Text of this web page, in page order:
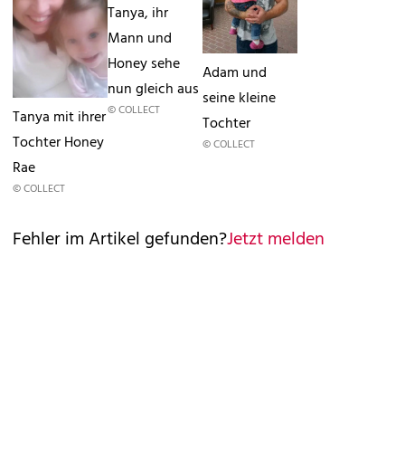
Tanya mit ihrer
Tochter Honey
Rae
© COLLECT
Tanya, ihr
Mann und
Honey sehe
nun gleich aus
© COLLECT
Adam und
seine kleine
Tochter
© COLLECT
Fehler im Artikel gefunden?Jetzt melden